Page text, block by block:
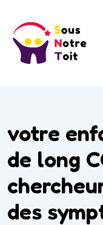
votre
de long
des